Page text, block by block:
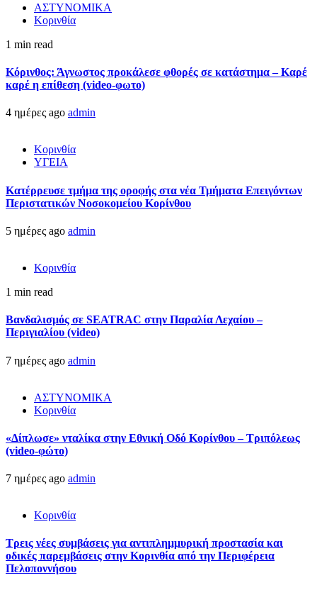
ΑΣΤΥΝΟΜΙΚΑ
Κορινθία
1 min read
Κόρινθος: Άγνωστος προκάλεσε φθορές σε κατάστημα – Καρέ
καρέ η επίθεση (video-φωτο)
4 ημέρες ago admin
Κορινθία
ΥΓΕΙΑ
Kατέρρευσε τμήμα της οροφής στα νέα Τμήματα Επειγόντων
Περιστατικών Νοσοκομείου Κορίνθου
5 ημέρες ago admin
Κορινθία
1 min read
Βανδαλισμός σε SEATRAC στην Παραλία Λεχαίου –
Περιγιαλίου (video)
7 ημέρες ago admin
ΑΣΤΥΝΟΜΙΚΑ
Κορινθία
«Δίπλωσε» νταλίκα στην Εθνική Oδό Κορίνθου – Τριπόλεως
(video-φώτο)
7 ημέρες ago admin
Κορινθία
Τρεις νέες συμβάσεις για αντιπλημμυρική προστασία και
οδικές παρεμβάσεις στην Κορινθία από την Περιφέρεια
Πελοποννήσου